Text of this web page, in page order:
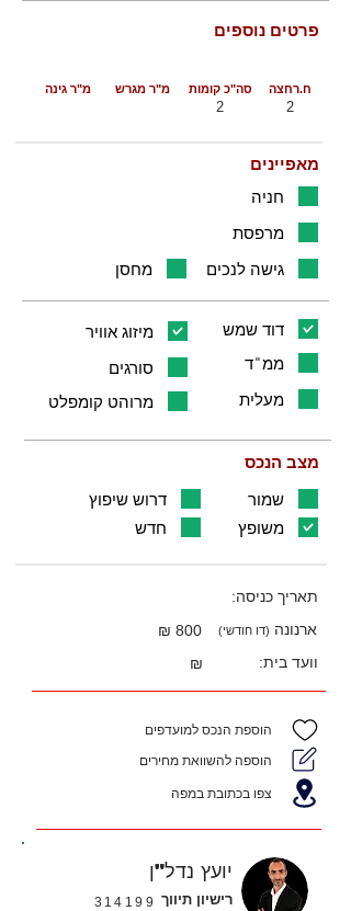
פרטים נוספים
סה"כ קומות מ"ר גינה מ"ר מגרש ח.רחצה
2 2
מאפיינים
חניה
מרפסת
מחסן
גישה לנכים
מיזוג אוויר
דוד שמש
סורגים
ממ"ד
מרוהט קומפלט
מעלית
מצב הנכס
דרוש שיפוץ
שמור
חדש
משופץ
תאריך כניסה:
800 ₪
ארנונה (דו חודשי)
₪ וועד בית:
הוספת הנכס למועדפים
הוספה להשוואת מחירים
צפו בכתובת במפה
יועץ נדל"ן
314199 רישיון תיווך